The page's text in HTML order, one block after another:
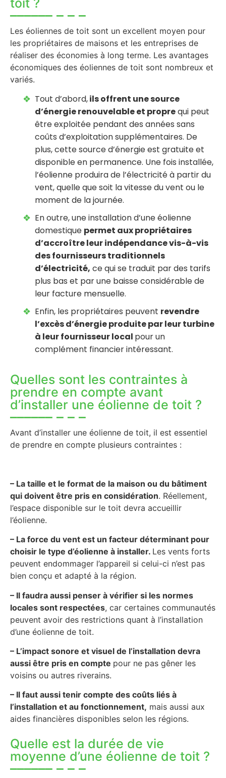
Les éoliennes de toit sont un excellent moyen pour
les propriétaires de maisons et les entreprises de
réaliser des économies à long terme. Les avantages
économiques des éoliennes de toit sont nombreux et
variés.
Tout d’abord,ils offrent une source
d’énergie renouvelable et proprequi peut
être exploitée pendant des années sans
coûts d’exploitation supplémentaires. De
plus, cette source d’énergie est gratuite et
disponible en permanence. Une fois installée,
l’éolienne produira de l’électricité à partir du
vent, quelle que soit la vitesse du vent ou le
moment de la journée.
En outre, une installation d’une éolienne
domestique permet aux propriétaires
d’accroître leur indépendance vis-à-vis
des fournisseurs traditionnels
d’électricité, ce qui se traduit par des tarifs
plus bas et par une baisse considérable de
leur facture mensuelle.
Enfin, les propriétaires peuvent revendre
l’excès d’énergie produite par leur turbine
à leur fournisseur local pour un
complément financier intéressant.
Quelles sont les contraintes à
prendre en compte avant
d’installer une éolienne de toit ?
Avant d’installer une éolienne de toit, il est essentiel
de prendre en compte plusieurs contraintes :
– La taille et le format de la maison ou du bâtiment
qui doivent être pris en considération. Réellement,
l’espace disponible sur le toit devra accueillir
l’éolienne.
– La force du vent est un facteur déterminant pour
choisir le type d’éolienne à installer. Les vents forts
peuvent endommager l’appareil si celui-ci n’est pas
bien conçu et adapté à la région.
– Il faudra aussi penser à vérifier si les normes
locales sont respectées, car certaines communautés
peuvent avoir des restrictions quant à l’installation
d’une éolienne de toit.
– L’impact sonore et visuel de l’installation devra
aussi être pris en compte pour ne pas gêner les
voisins ou autres riverains.
– Il faut aussi tenir compte des coûts liés à
l’installation et au fonctionnement, mais aussi aux
aides financières disponibles selon les régions.
Quelle est la durée de vie
moyenne d’une éolienne de toit ?